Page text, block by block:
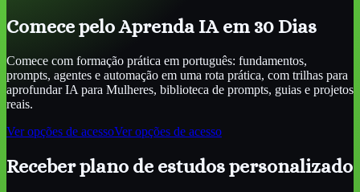
Comece pelo Aprenda IA em 30 Dias
Comece com formação prática em português: fundamentos,
prompts, agentes e automação em uma rota prática, com trilhas para
aprofundarIA para Mulheres, biblioteca de prompts, guias e projetos
reais.
Ver opções de acessoVer opções de acesso
Receber plano de estudos personalizado